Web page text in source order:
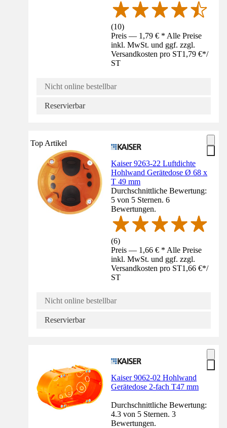
(10)
Preis — 1,79 € * Alle Preise
inkl. MwSt. und ggf. zzgl.
Versandkosten pro ST1,79 €*/
ST
Nicht online bestellbar
Reservierbar
Top Artikel
Kaiser 9263-22 Luftdichte
Hohlwand Gerätedose Ø 68 x
T 49 mm
Durchschnittliche Bewertung:
5 von 5 Sternen. 6
Bewertungen.
(6)
Preis — 1,66 € * Alle Preise
inkl. MwSt. und ggf. zzgl.
Versandkosten pro ST1,66 €*/
ST
Nicht online bestellbar
Reservierbar
Kaiser 9062-02 Hohlwand
Gerätedose 2-fach T47 mm
Durchschnittliche Bewertung:
4.3 von 5 Sternen. 3
Bewertungen.